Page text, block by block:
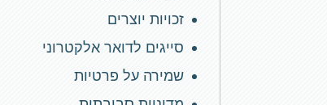
זכויות יוצרים
סייגים לדואר אלקטרוני
שמירה על פרטיות